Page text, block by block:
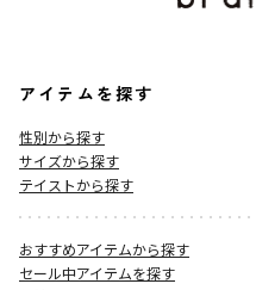
アイテムを探す
性別から探す
サイズから探す
テイストから探す
おすすめアイテムから探す
セール中アイテムを探す